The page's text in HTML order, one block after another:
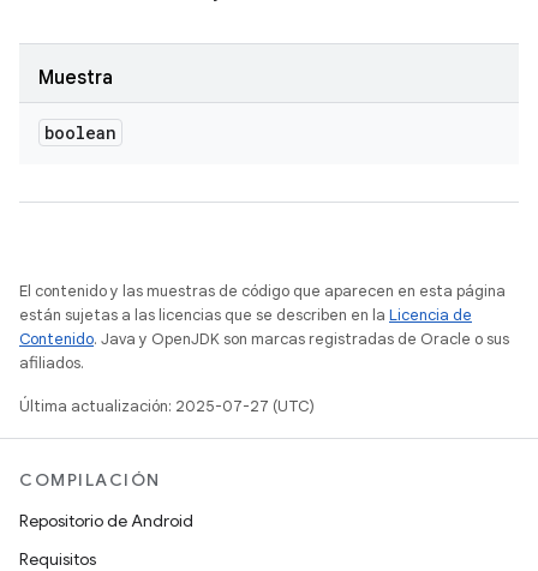
Muestra
boolean
El contenido y las muestras de código que aparecen en esta página
están sujetas a las licencias que se describen en la Licencia de
Contenido. Java y OpenJDK son marcas registradas de Oracle o sus
afiliados.
Última actualización: 2025-07-27 (UTC)
COMPILACIÓN
Repositorio de Android
Requisitos